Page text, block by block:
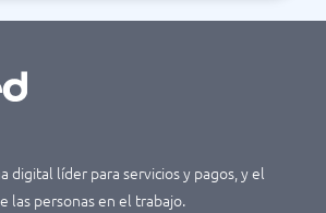
digital líder para servicios y pagos, y el
las personas en el trabajo.